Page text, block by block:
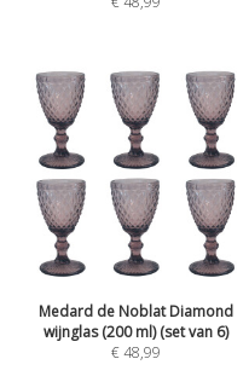
Medard de Noblat Diamond
wijnglas (200 ml) (set van 6)
€48,99